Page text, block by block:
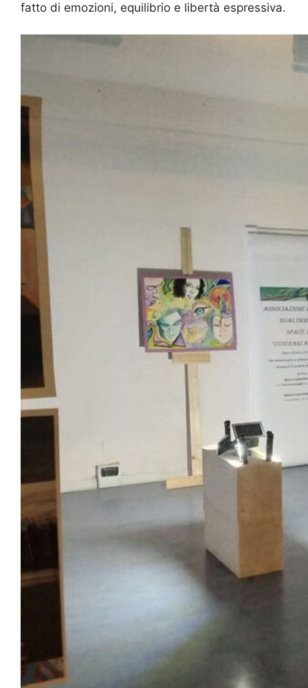
fatto di emozioni, equilibrio e libertà espressiva.